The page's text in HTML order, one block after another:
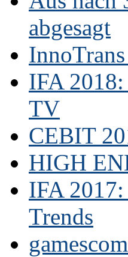
abgesagt
IFA
TV
CEBIT
HIGH
IFA
Trends